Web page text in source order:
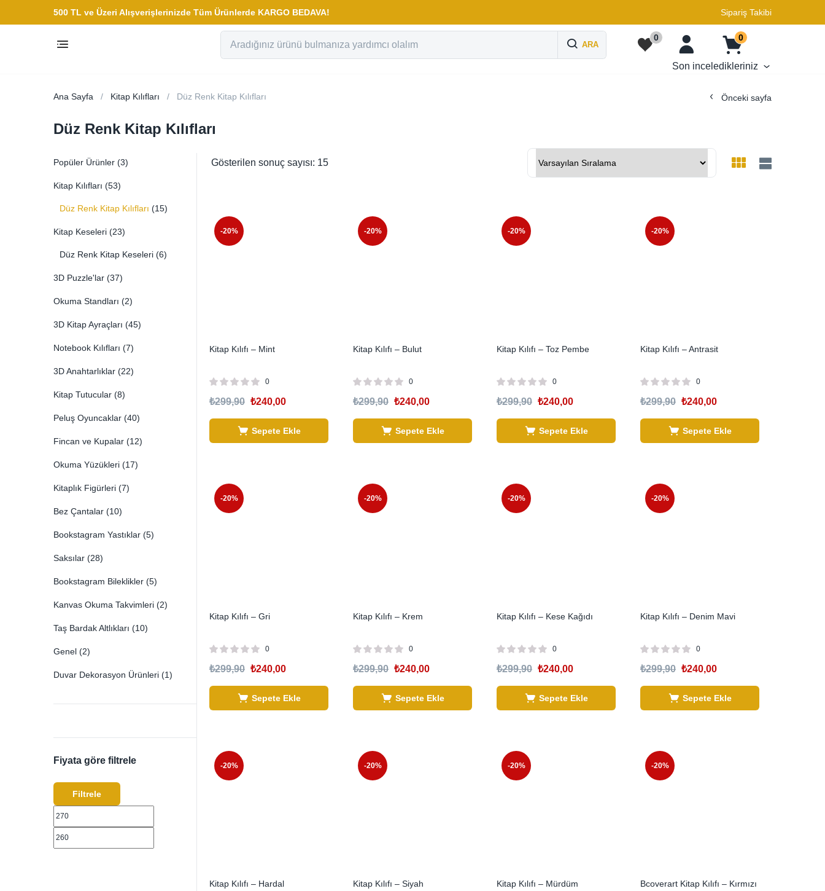
500 TL ve Üzeri Alışverişlerinizde Tüm Ürünlerde KARGO BEDAVA! Sipariş Takibi
ARA
0 0
Son inceledikleriniz
Ana Sayfa Kitap Kılıfları Düz Renk Kitap Kılıfları Önceki sayfa
Düz Renk Kitap Kılıfları
Gösterilen sonuç sayısı: 15
-20%
Kitap Kılıfı – Mint
0
₺299,90 ₺240,00
Sepete Ekle
-20%
Kitap Kılıfı – Bulut
0
₺299,90 ₺240,00
Sepete Ekle
-20%
Kitap Kılıfı – Toz Pembe
0
₺299,90 ₺240,00
Sepete Ekle
-20%
Kitap Kılıfı – Antrasit
0
₺299,90 ₺240,00
Sepete Ekle
-20%
Kitap Kılıfı – Gri
0
₺299,90 ₺240,00
Sepete Ekle
-20%
Kitap Kılıfı – Krem
0
₺299,90 ₺240,00
Sepete Ekle
-20%
Kitap Kılıfı – Kese Kağıdı
0
₺299,90 ₺240,00
Sepete Ekle
-20%
Kitap Kılıfı – Denim Mavi
0
₺299,90 ₺240,00
Sepete Ekle
-20%
Kitap Kılıfı – Hardal
-20%
Kitap Kılıfı – Siyah
-20%
Kitap Kılıfı – Mürdüm
-20%
Bcoverart Kitap Kılıfı – Kırmızı
Popüler Ürünler (3)
Kitap Kılıfları (53)
Düz Renk Kitap Kılıfları (15)
Kitap Keseleri (23)
Düz Renk Kitap Keseleri (6)
3D Puzzle'lar (37)
Okuma Standları (2)
3D Kitap Ayraçları (45)
Notebook Kılıfları (7)
3D Anahtarlıklar (22)
Kitap Tutucular (8)
Peluş Oyuncaklar (40)
Fincan ve Kupalar (12)
Okuma Yüzükleri (17)
Kitaplık Figürleri (7)
Bez Çantalar (10)
Bookstagram Yastıklar (5)
Saksılar (28)
Bookstagram Bileklikler (5)
Kanvas Okuma Takvimleri (2)
Taş Bardak Altlıkları (10)
Genel (2)
Duvar Dekorasyon Ürünleri (1)
Fiyata göre filtrele
Filtrele